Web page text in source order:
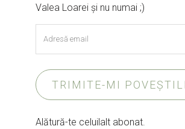
Valea Loarei și nu numai ;)
email
TRIMITE-MI
Alătură-te celuilalt abonat.